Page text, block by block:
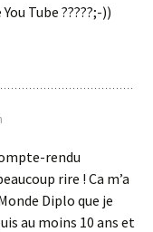
Tube ?????;-))
rendu
rire ! Ca m’a
Diplo que je
au moins 10 ans et